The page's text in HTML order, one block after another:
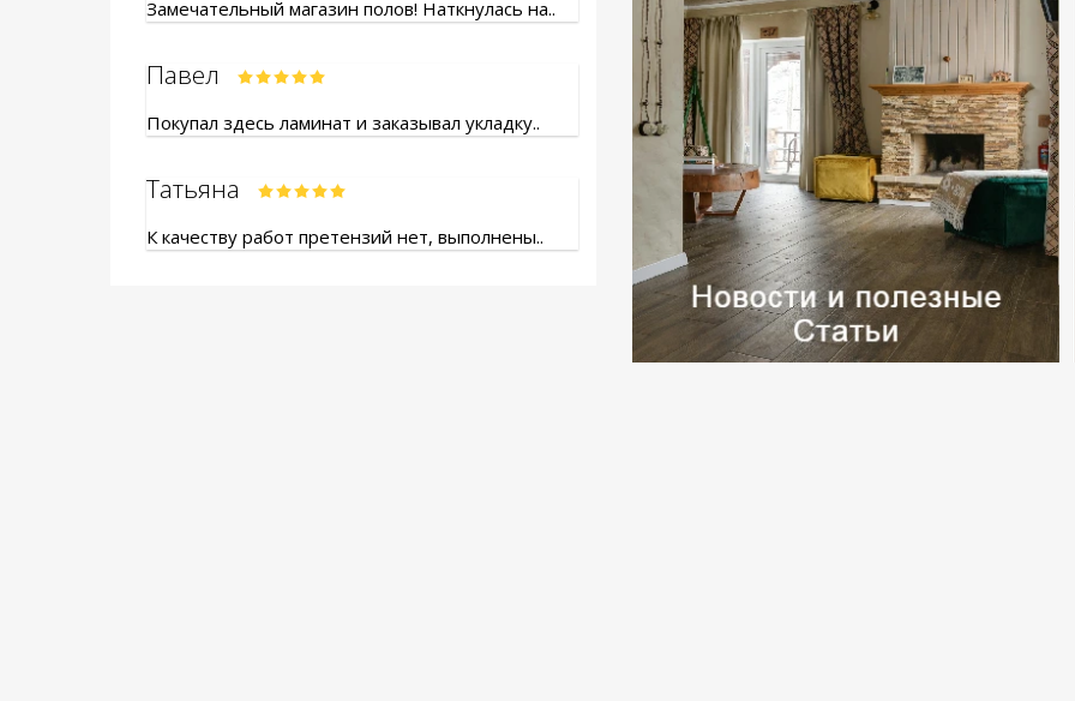
Замечательный магазин полов! Наткнулась на..
Павел
Покупал здесь ламинат и заказывал укладку..
Татьяна
К качеству работ претензий нет, выполнены..